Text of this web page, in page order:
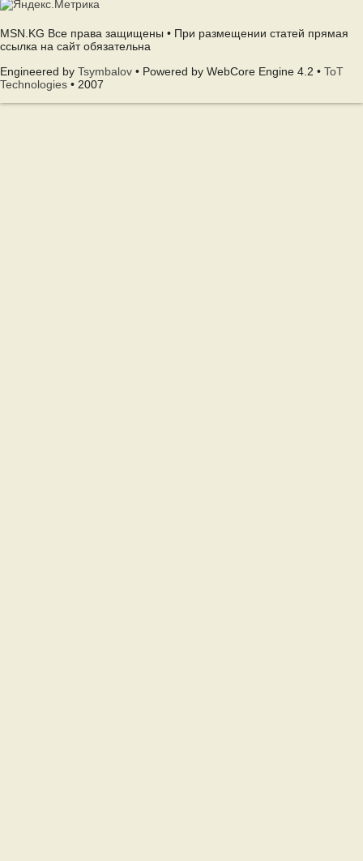
MSN.KG Все права защищены • При размещении статей прямая
ссылка на сайт обязательна
Engineered by Tsymbalov • Powered by WebCore Engine 4.2 • ToT
Technologies • 2007